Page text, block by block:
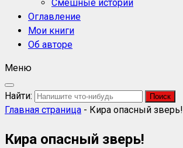
Смешные истории
Оглавление
Мои книги
Об авторе
Меню
Найти:
Главная страница - Кира опасный зверь!
Кира опасный зверь!